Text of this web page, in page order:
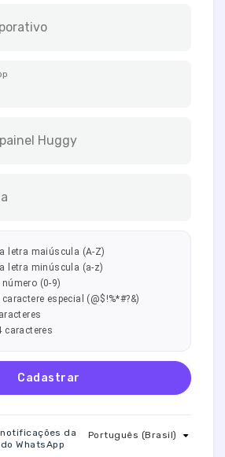
Huggy
letra maiúscula (A-Z)
letra minúscula (a-z)
(0-9)
especial (@$!%*#?&)
caracteres
Cadastrar
da
WhatsApp
Português (Brasil)